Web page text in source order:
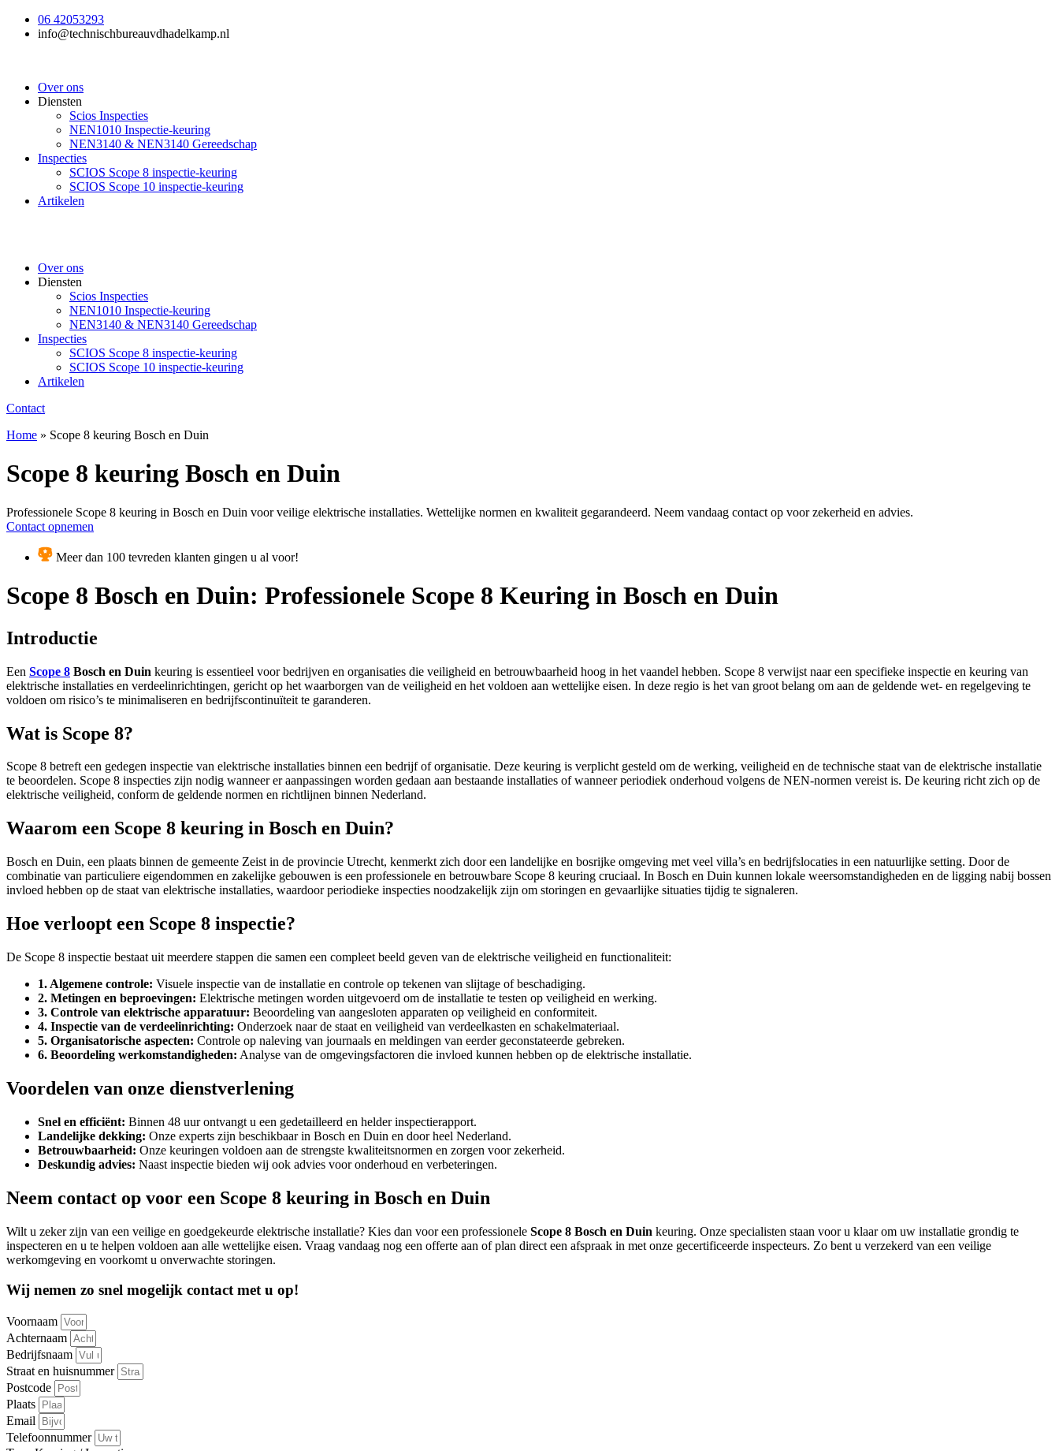
naar
06 42053293
info@technischbureauvdhadelkamp.nl
Over ons
Diensten
Scios Inspecties
NEN1010 Inspectie-keuring
NEN3140 & NEN3140 Gereedschap
Inspecties
SCIOS Scope 8 inspectie-keuring
SCIOS Scope 10 inspectie-keuring
Artikelen
Over ons
Diensten
Scios Inspecties
NEN1010 Inspectie-keuring
NEN3140 & NEN3140 Gereedschap
Inspecties
SCIOS Scope 8 inspectie-keuring
SCIOS Scope 10 inspectie-keuring
Artikelen
Contact
Home » Scope 8 keuring Bosch en Duin
Scope 8 keuring Bosch en Duin
Professionele Scope 8 keuring in Bosch en Duin voor veilige elektrische installaties. Wettelijke normen en kwaliteit gegarandeerd. Neem vandaag contact op voor zekerheid en advies.
Contact opnemen
Meer dan 100 tevreden klanten gingen u al voor!
Scope 8 Bosch en Duin: Professionele Scope 8 Keuring in Bosch en Duin
Introductie
Een Scope 8 Bosch en Duin keuring is essentieel voor bedrijven en organisaties die veiligheid en betrouwbaarheid hoog in het vaandel hebben. Scope 8 verwijst naar een specifieke inspectie en keuring van
elektrische installaties en verdeelinrichtingen, gericht op het waarborgen van de veiligheid en het voldoen aan wettelijke eisen. In deze regio is het van groot belang om aan de geldende wet- en regelgeving te
voldoen om risico’s te minimaliseren en bedrijfscontinuïteit te garanderen.
Wat is Scope 8?
Scope 8 betreft een gedegen inspectie van elektrische installaties binnen een bedrijf of organisatie. Deze keuring is verplicht gesteld om de werking, veiligheid en de technische staat van de elektrische installatie
te beoordelen. Scope 8 inspecties zijn nodig wanneer er aanpassingen worden gedaan aan bestaande installaties of wanneer periodiek onderhoud volgens de NEN-normen vereist is. De keuring richt zich op de
elektrische veiligheid, conform de geldende normen en richtlijnen binnen Nederland.
Waarom een Scope 8 keuring in Bosch en Duin?
Bosch en Duin, een plaats binnen de gemeente Zeist in de provincie Utrecht, kenmerkt zich door een landelijke en bosrijke omgeving met veel villa’s en bedrijfslocaties in een natuurlijke setting. Door de
combinatie van particuliere eigendommen en zakelijke gebouwen is een professionele en betrouwbare Scope 8 keuring cruciaal. In Bosch en Duin kunnen lokale weersomstandigheden en de ligging nabij bossen
invloed hebben op de staat van elektrische installaties, waardoor periodieke inspecties noodzakelijk zijn om storingen en gevaarlijke situaties tijdig te signaleren.
Hoe verloopt een Scope 8 inspectie?
De Scope 8 inspectie bestaat uit meerdere stappen die samen een compleet beeld geven van de elektrische veiligheid en functionaliteit:
1. Algemene controle: Visuele inspectie van de installatie en controle op tekenen van slijtage of beschadiging.
2. Metingen en beproevingen: Elektrische metingen worden uitgevoerd om de installatie te testen op veiligheid en werking.
3. Controle van elektrische apparatuur: Beoordeling van aangesloten apparaten op veiligheid en conformiteit.
4. Inspectie van de verdeelinrichting: Onderzoek naar de staat en veiligheid van verdeelkasten en schakelmateriaal.
5. Organisatorische aspecten: Controle op naleving van journaals en meldingen van eerder geconstateerde gebreken.
6. Beoordeling werkomstandigheden: Analyse van de omgevingsfactoren die invloed kunnen hebben op de elektrische installatie.
Voordelen van onze dienstverlening
Snel en efficiënt: Binnen 48 uur ontvangt u een gedetailleerd en helder inspectierapport.
Landelijke dekking: Onze experts zijn beschikbaar in Bosch en Duin en door heel Nederland.
Betrouwbaarheid: Onze keuringen voldoen aan de strengste kwaliteitsnormen en zorgen voor zekerheid.
Deskundig advies: Naast inspectie bieden wij ook advies voor onderhoud en verbeteringen.
Neem contact op voor een Scope 8 keuring in Bosch en Duin
Wilt u zeker zijn van een veilige en goedgekeurde elektrische installatie? Kies dan voor een professionele Scope 8 Bosch en Duin keuring. Onze specialisten staan voor u klaar om uw installatie grondig te
inspecteren en u te helpen voldoen aan alle wettelijke eisen. Vraag vandaag nog een offerte aan of plan direct een afspraak in met onze gecertificeerde inspecteurs. Zo bent u verzekerd van een veilige
werkomgeving en voorkomt u onverwachte storingen.
Wij nemen zo snel mogelijk contact met u op!
Voornaam
Achternaam
Bedrijfsnaam
Straat en huisnummer
Postcode
Plaats
Email
Telefoonnummer